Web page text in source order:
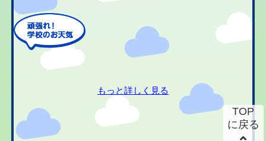
もっと詳しく見る
TOP
に戻る